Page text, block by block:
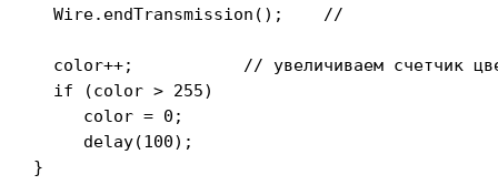
  Wire.endTransmission();    //
color++;           // увеличиваем счетчик
  if (color > 255)
     color = 0;
     delay(100);
}